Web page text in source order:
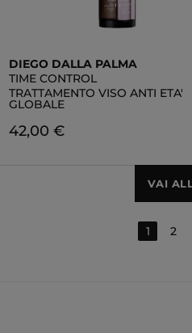
DIEGO DALLA PALMA
TIME CONTROL
TRATTAMENTO VISO ANTI ETA'
GLOBALE
42,00 €
VAI
1 2